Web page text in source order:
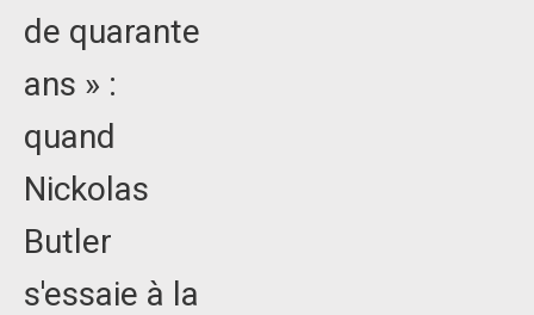
de quarante
ans » :
quand
Nickolas
Butler
s'essaie à la